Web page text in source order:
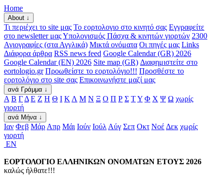
Home
About ↓
Τι περιέχει το site μας Το εορτολογιο στο κινητό σας Εγγραφείτε
στο newsletter μαςΥπολογισμός Πάσχα & κινητών γιορτών 2300
Αγιογραφίες (στα Αγγλικά) Μικτά ονόματα Οι πηγές μας Links
Διάφορα άρθρα RSS news feed Google Calendar (GR) 2026
Google Calendar (EN) 2026 Site map (GR) Διαφημιστείτε στο
eortologio.gr Προωθείστε το εορτολόγιο!!! Προσθέστε το
εορτολόγιο στο site σας Επικοινωνήστε μαζί μας
ανά Γράμμα ↓
Α Β Γ Δ Ε Ζ Η Θ Ι Κ Λ Μ Ν Ξ Ο Π Ρ Σ ΤΥ Φ Χ Ψ Ω χωρίς
γιορτή
ανά Μήνα ↓
Ιαν Φεβ Μάρ Απρ Μάι Ιούν Ιούλ Αύγ Σεπ Οκτ Νοέ Δεκ χωρίς
γιορτή
EN
ΕΟΡΤΟΛΟΓΙΟ ΕΛΛΗΝΙΚΩΝ ΟΝΟΜΑΤΩΝ ΕΤΟΥΣ 2026
καλώς ήλθατε!!!